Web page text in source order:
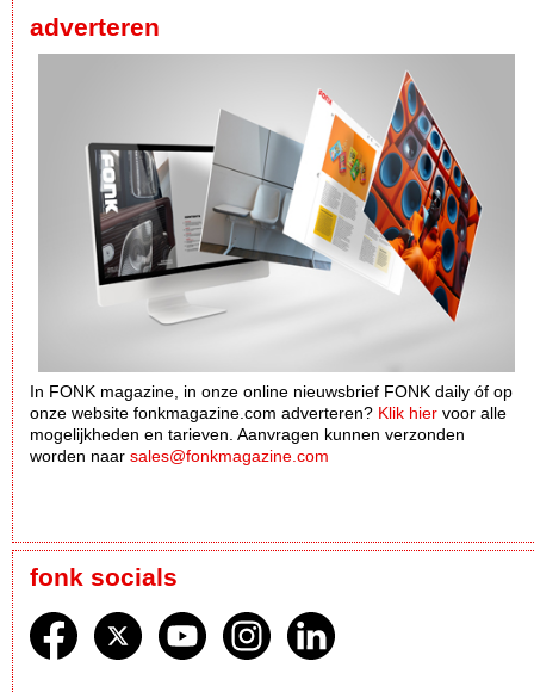
adverteren
In FONK magazine, in onze online nieuwsbrief FONK daily óf op
onze website fonkmagazine.com adverteren? Klik hier voor alle
mogelijkheden en tarieven. Aanvragen kunnen verzonden
worden naar sales@fonkmagazine.com
fonk socials